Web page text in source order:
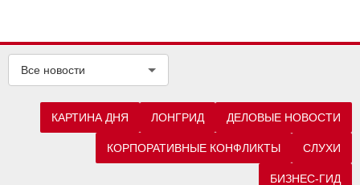
Все новости
КАРТИНА ДНЯ ЛОНГРИД ДЕЛОВЫЕ НОВОСТИ
КОРПОРАТИВНЫЕ КОНФЛИКТЫ СЛУХИ
БИЗНЕС-ГИД